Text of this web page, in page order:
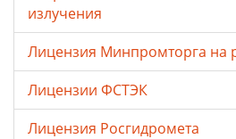
излучения
Лицензия Минпромторга на
Лицензии ФСТЭК
Лицензия Росгидромета